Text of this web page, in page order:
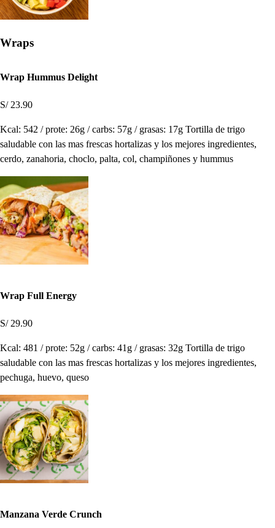
Wraps
Wrap Hummus Delight
S/ 23.90
Kcal: 542 / prote: 26g / carbs: 57g / grasas: 17g Tortilla de trigo
saludable con las mas frescas hortalizas y los mejores ingredientes,
cerdo, zanahoria, choclo, palta, col, champiñones y hummus
Wrap Full Energy
S/ 29.90
Kcal: 481 / prote: 52g / carbs: 41g / grasas: 32g Tortilla de trigo
saludable con las mas frescas hortalizas y los mejores ingredientes,
pechuga, huevo, queso
Manzana Verde Crunch